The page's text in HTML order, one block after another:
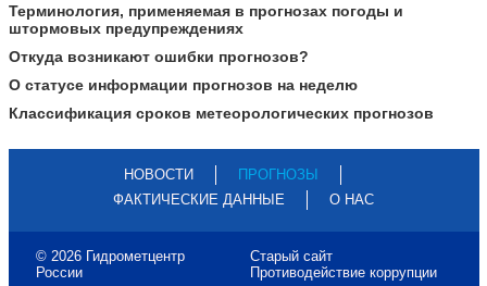
Терминология, применяемая в прогнозах погоды и
штормовых предупреждениях
Откуда возникают ошибки прогнозов?
О статусе информации прогнозов на неделю
Классификация сроков метеорологических прогнозов
НОВОСТИ
ПРОГНОЗЫ
ФАКТИЧЕСКИЕ ДАННЫЕ
О НАС
© 2026 Гидрометцентр
России
Старый сайт
Противодействие коррупции